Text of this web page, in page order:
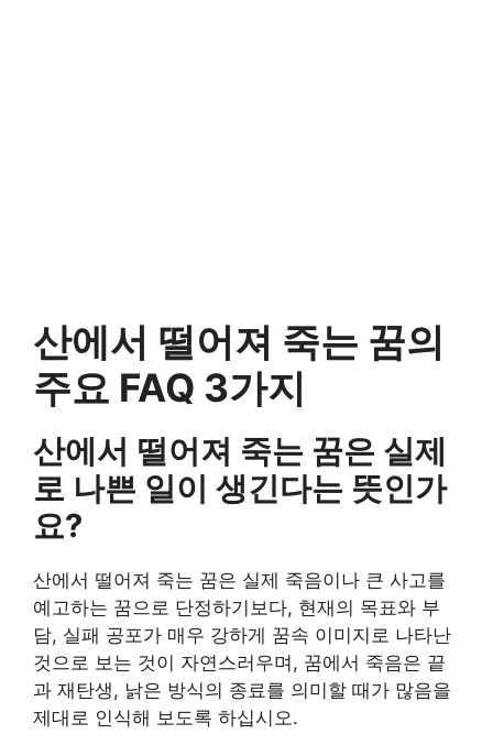
산에서 떨어져 죽는 꿈의
주요 FAQ 3가지
산에서 떨어져 죽는 꿈은 실제
로 나쁜 일이 생긴다는 뜻인가
요?
산에서 떨어져 죽는 꿈은 실제 죽음이나 큰 사고를
예고하는 꿈으로 단정하기보다, 현재의 목표와 부
담, 실패 공포가 매우 강하게 꿈속 이미지로 나타난
것으로 보는 것이 자연스러우며, 꿈에서 죽음은 끝
과 재탄생, 낡은 방식의 종료를 의미할 때가 많음을
제대로 인식해 보도록 하십시오.